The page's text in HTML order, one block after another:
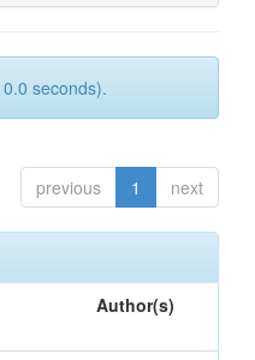
seconds).
previous 1 next
Author(s)